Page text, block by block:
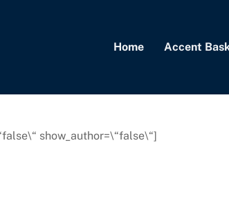
Home Accent
show_author=\“false\“]